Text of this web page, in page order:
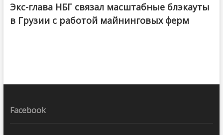
Экс-глава НБГ связал масштабные блэкауты
в Грузии с работой майнинговых ферм
Facebook